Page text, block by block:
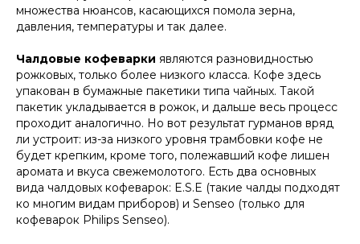
множества нюансов, касающихся помола зерна,
давления, температуры и так далее.
Чалдовые кофеварки являются разновидностью
рожковых, только более низкого класса. Кофе здесь
упакован в бумажные пакетики типа чайных. Такой
пакетик укладывается в рожок, и дальше весь процесс
проходит аналогично. Но вот результат гурманов вряд
ли устроит: из-за низкого уровня трамбовки кофе не
будет крепким, кроме того, полежавший кофе лишен
аромата и вкуса свежемолотого. Есть два основных
вида чалдовых кофеварок: E.S.E (такие чалды подходят
ко многим видам приборов) и Senseo (только для
кофеварок Philips Senseo).